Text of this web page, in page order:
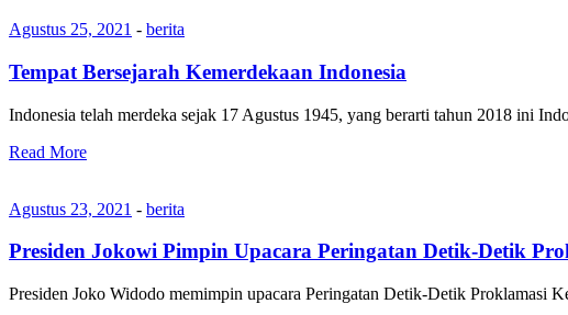
Agustus 25, 2021 - berita
Tempat Bersejarah Kemerdekaan Indonesia
Indonesia telah merdeka sejak 17 Agustus 1945, yang berarti tahun 2018 ini
Read More
Agustus 23, 2021 - berita
Presiden Jokowi Pimpin Upacara Peringatan Detik-Detik
Presiden Joko Widodo memimpin upacara Peringatan Detik-Detik Proklamasi